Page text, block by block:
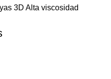
3D Alta viscosidad